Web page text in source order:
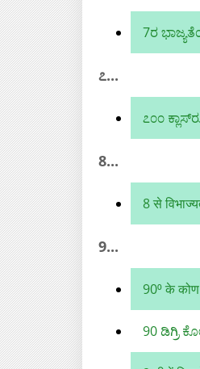
7ರ
೭...
೭೦೦
8...
8 से
9...
90⁰ के कोण
90 ಡಿಗ್ರಿ